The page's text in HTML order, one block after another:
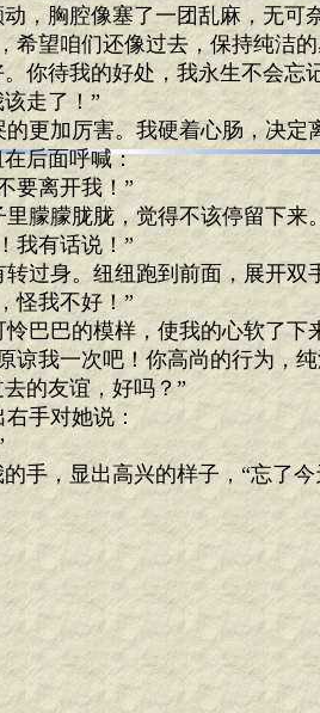
，胸腔像塞了一团乱麻，无可
望咱们还像过去，保持纯洁
你待我的好处，我永生不会忘
走了！”
更加厉害。我硬着心肠，决定
后面呼喊：
要离开我！”
朦朦胧胧，觉得不该停留下来
有话说！”
过身。纽纽跑到前面，展开双
怪我不好！”
巴巴的模样，使我的心软了下
我一次吧！你高尚的行为，
的友谊，好吗？”
手对她说：
手，显出高兴的样子，“忘了今